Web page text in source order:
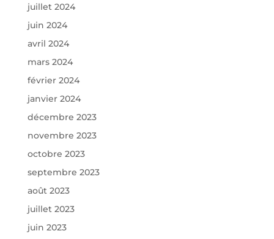
juillet 2024
juin 2024
avril 2024
mars 2024
février 2024
janvier 2024
décembre 2023
novembre 2023
octobre 2023
septembre 2023
août 2023
juillet 2023
juin 2023